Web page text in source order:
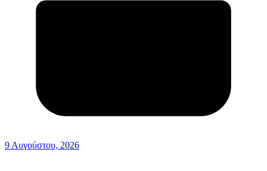
9 Αυγούστου, 2026